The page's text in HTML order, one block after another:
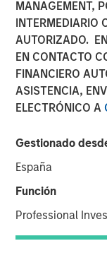
MANAGEMENT,
INTERMEDIARIO
AUTORIZADO.
EN CONTACTO
FINANCIERO
ASISTENCIA,
ELECTRÓNICO A
Gestionado
España
Función
Professional
27 MARZO
Isabelle Mast
Greg Heywood